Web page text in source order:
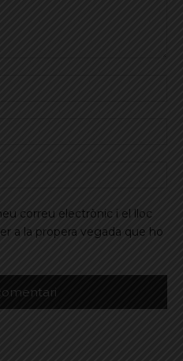
correu electrònic i el lloc
a la propera vegada que ho